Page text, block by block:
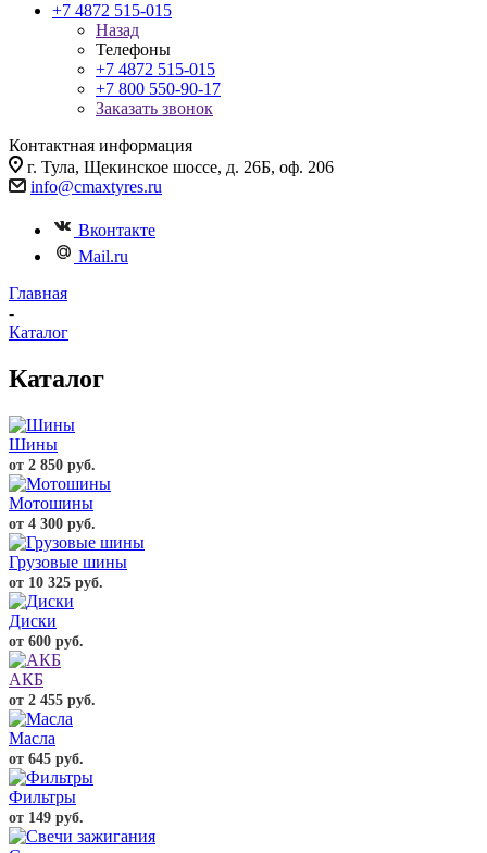
+7 4872 515-015
Назад
Телефоны
+7 4872 515-015
+7 800 550-90-17
Заказать звонок
Контактная информация
г. Тула, Щекинское шоссе, д. 26Б, оф. 206
info@cmaxtyres.ru
Вконтакте
Mail.ru
Главная
-
Каталог
Каталог
Шины
от 2 850 руб.
Мотошины
от 4 300 руб.
Грузовые шины
от 10 325 руб.
Диски
от 600 руб.
АКБ
от 2 455 руб.
Масла
от 645 руб.
Фильтры
от 149 руб.